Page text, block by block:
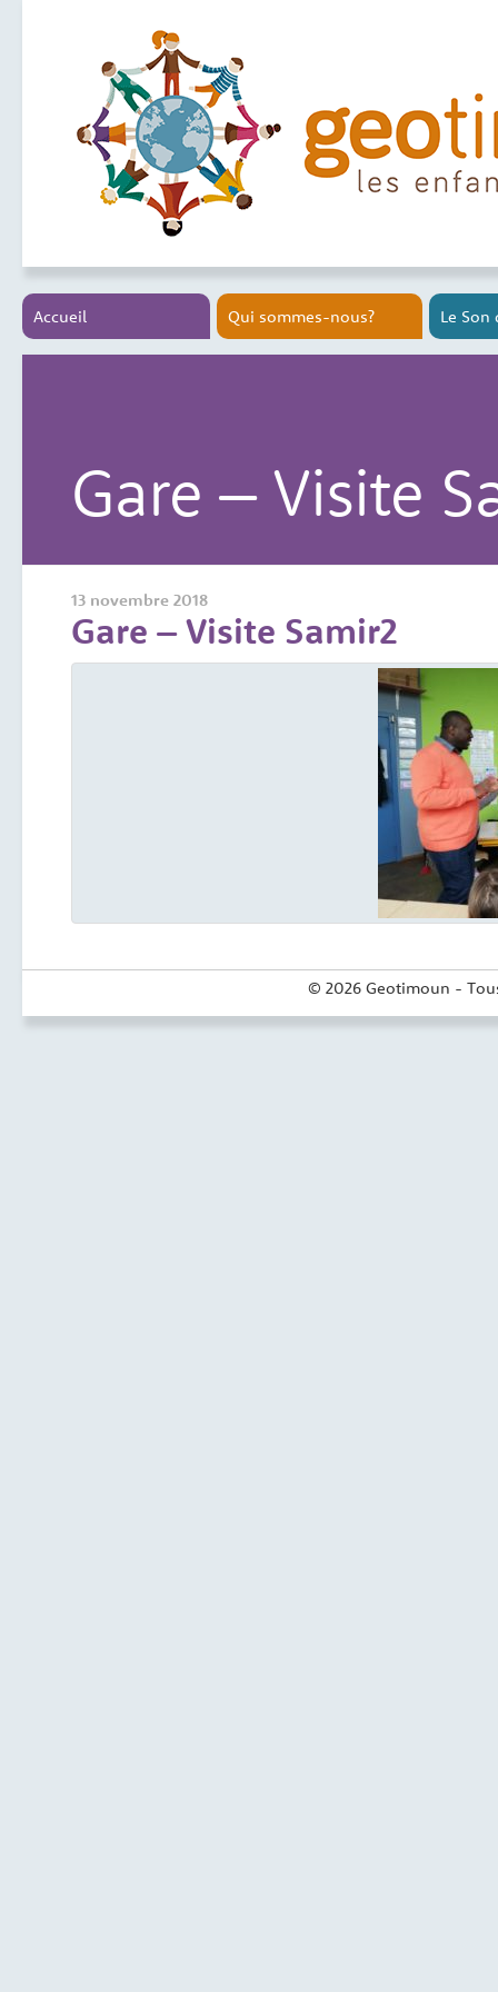
Accueil Qui sommes-nous? Le Son
Gare – Visite
13 novembre 2018
Gare – Visite Samir2
© 2026 Geotimoun -